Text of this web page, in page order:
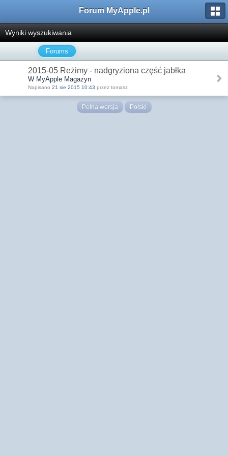
Forum MyApple.pl
Wyniki wyszukiwania
Forums
2015-05 Reżimy - nadgryziona część jabłka
W MyApple Magazyn
Napisano 21 sie 2015 10:43 przez tomasz
Pełna wersja Polski